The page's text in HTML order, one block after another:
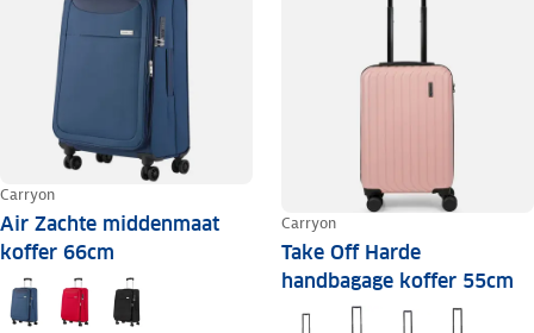
Carryon
Air Zachte middenmaat
koffer 66cm
Carryon
Take Off Harde
handbagage koffer 55cm